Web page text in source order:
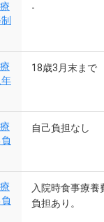
-
18歳3月末まで
自己負担なし
入院時食事療養
負担あり。